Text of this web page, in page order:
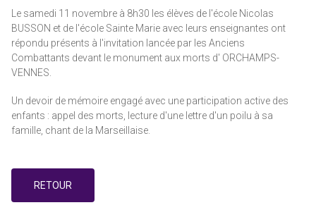
Le samedi 11 novembre à 8h30 les élèves de l'école Nicolas
BUSSON et de l'école Sainte Marie avec leurs enseignantes ont
répondu présents à l'invitation lancée par les Anciens
Combattants devant le monument aux morts d' ORCHAMPS-
VENNES.
Un devoir de mémoire engagé avec une participation active des
enfants : appel des morts, lecture d'une lettre d'un poilu à sa
famille, chant de la Marseillaise.
RETOUR